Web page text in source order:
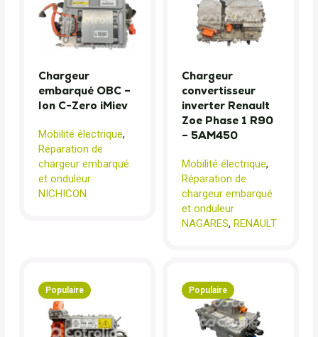
Chargeur
embarqué OBC –
Ion C-Zero iMiev
Mobilité électrique,
Réparation de
chargeur embarqué
et onduleur
NICHICON
Chargeur
convertisseur
inverter Renault
Zoe Phase 1 R90
– 5AM450
Mobilité électrique,
Réparation de
chargeur embarqué
et onduleur
NAGARES, RENAULT
Populaire Populaire